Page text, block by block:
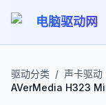
电脑驱动网
驱动分类 / 声卡驱动
AVerMedia H323